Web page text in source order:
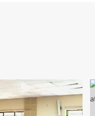
कांबळे